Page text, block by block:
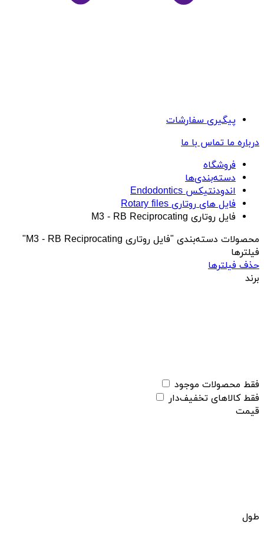
پیگیری سفارشات
درباره ماتماس با ما
فروشگاه
دسته‌بندی‌ها
اندودنتیکس Endodontics
فایل های روتاری Rotary files
فایل روتاری M3 - RB Reciprocating
محصولات دسته‌بندی "فایل روتاری M3 - RB Reciprocating"
فیلترها
حذف فیلترها
برند
فقط محصولات موجود
فقط کالاهای تخفیف‌دار
قیمت
طول